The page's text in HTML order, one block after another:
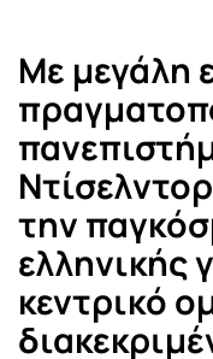
Με μεγάλη
την
ελληνικής
κεντρικό